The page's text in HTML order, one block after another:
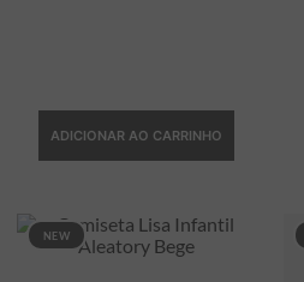
ADICIONAR AO CARRINHO
NEW